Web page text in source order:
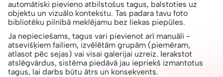
automātiski pievieno atbilstošus tagus, balstoties uz
objektu un vizuālo kontekstu. Tas padara tavu foto
bibliotēku pilnībā meklējamu bez liekas piepūles.
Ja nepieciešams, tagus vari pievienot arī manuāli -
atsevišķiem failiem, izvēlētām grupām (piemēram,
atlasot pēc sejas) vai visai galerijai uzreiz. Ierakstot
atslēgvārdus, sistēma piedāvā jau iepriekš izmantotus
tagus, lai darbs būtu ātrs un konsekvents.